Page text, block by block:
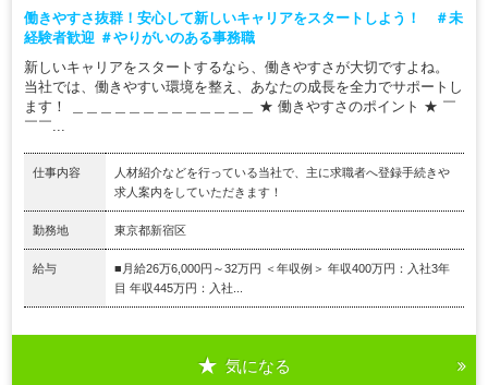
働きやすさ抜群！安心して新しいキャリアをスタートしよう！ ＃未
経験者歓迎 ＃やりがいのある事務職
新しいキャリアをスタートするなら、働きやすさが大切ですよね。
当社では、働きやすい環境を整え、あなたの成長を全力でサポートし
ます！ ＿＿＿＿＿＿＿＿＿＿＿＿＿ ★ 働きやすさのポイント ★ ￣
￣￣...
仕事内容
人材紹介などを行っている当社で、主に求職者へ登録手続きや
求人案内をしていただきます！
勤務地 東京都新宿区
給与
■月給26万6,000円～32万円 ＜年収例＞ 年収400万円：入社3年
目 年収445万円：入社...
気になる